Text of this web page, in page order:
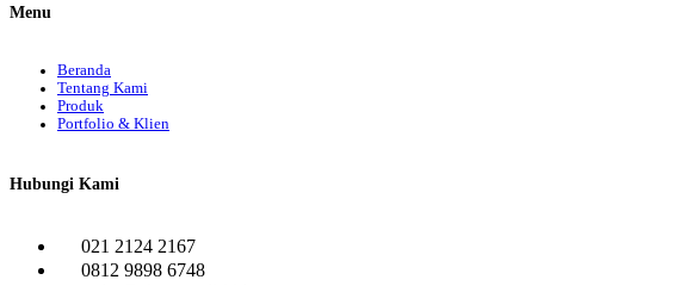
Menu
Beranda
Tentang Kami
Produk
Portfolio & Klien
Hubungi Kami
021 2124 2167
0812 9898 6748